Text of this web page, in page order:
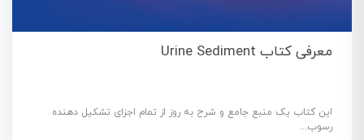
معرفی کتاب Urine Sediment
این کتاب یک منبع جامع و شرح به روز از تمام اجزای تشکیل دهنده
رسوب...